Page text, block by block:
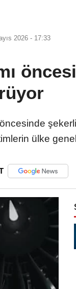
2026 - 17:33
ülke